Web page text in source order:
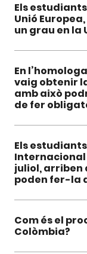
Els
Unió
un grau en la
En
vaig obtenir
amb això
de fer
Els
Internacional
juliol, arriben
poden fer-la
Com és el
Colòmbia?